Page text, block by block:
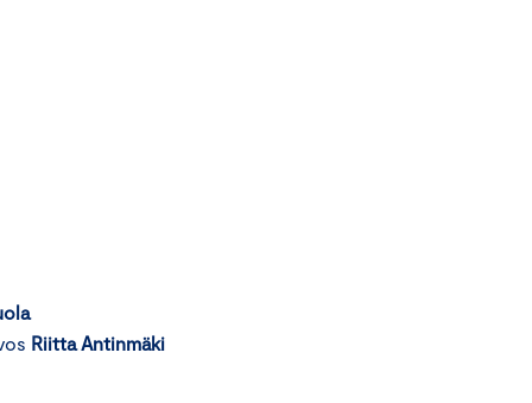
Riitta Antinmäki